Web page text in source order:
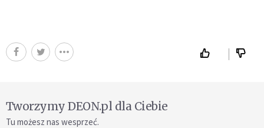
Tworzymy DEON.pl dla Ciebie
Tu możesz nas wesprzeć.